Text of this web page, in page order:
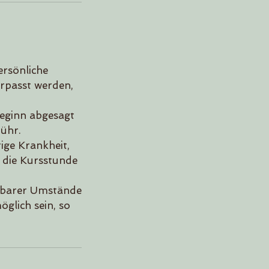
werden,
abgesagt
Krankheit,
Kursstunde
Umstände
sein, so